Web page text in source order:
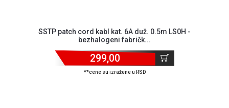
SSTP patch cord kabl kat. 6A duž. 0.5m LS0H -
bezhalogeni fabričk...
299,00
**cene su izražene u RSD